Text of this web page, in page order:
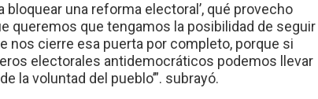
bloquear una reforma electoral’, qué provecho
queremos que tengamos la posibilidad de seguir
nos cierre esa puerta por completo, porque si
electorales antidemocráticos podemos llevar
la voluntad del pueblo’”. subrayó.